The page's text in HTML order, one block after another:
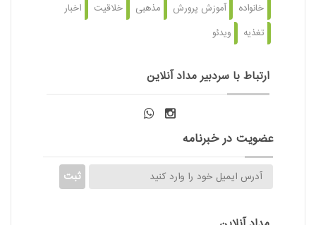
خانواده
آموزش پرورش مذهبی خلاقیت
اخبار
تغذیه
ویدئو
ارتباط با سردبیر مداد آنلاین
عضویت در خبرنامه